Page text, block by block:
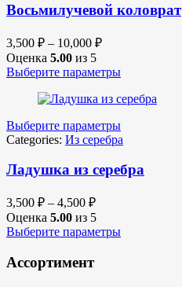
Восьмилучевой коловрат
3,500 ₽ – 10,000 ₽
Оценка 5.00 из 5
Выберите параметры
Выберите параметры
Categories: Из серебра
Ладушка из серебра
3,500 ₽ – 4,500 ₽
Оценка 5.00 из 5
Выберите параметры
Ассортимент